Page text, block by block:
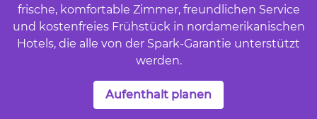
frische, komfortable Zimmer, freundlichen Service
und kostenfreies Frühstück in nordamerikanischen
Hotels, die alle von der Spark-Garantie unterstützt
werden.
Aufenthalt planen